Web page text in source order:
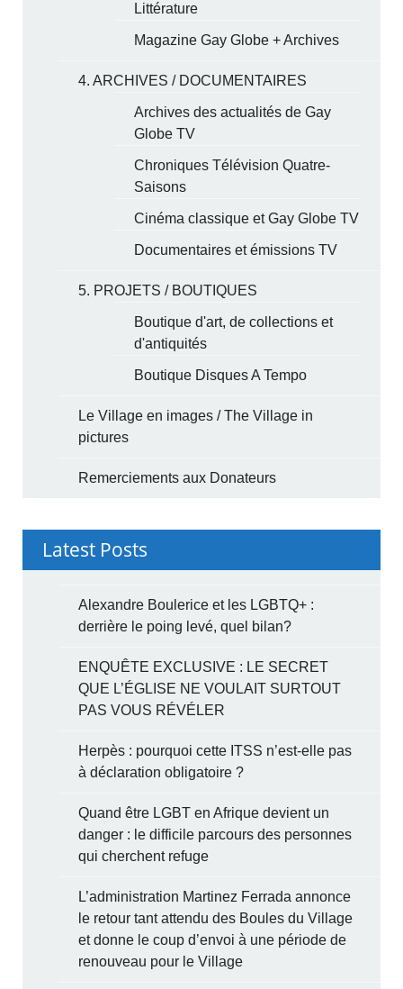
Littérature
Magazine Gay Globe + Archives
4. ARCHIVES / DOCUMENTAIRES
Archives des actualités de Gay
Globe TV
Chroniques Télévision Quatre-
Saisons
Cinéma classique et Gay Globe TV
Documentaires et émissions TV
5. PROJETS / BOUTIQUES
Boutique d'art, de collections et
d'antiquités
Boutique Disques A Tempo
Le Village en images / The Village in
pictures
Remerciements aux Donateurs
Latest Posts
Alexandre Boulerice et les LGBTQ+ :
derrière le poing levé, quel bilan?
ENQUÊTE EXCLUSIVE : LE SECRET
QUE L’ÉGLISE NE VOULAIT SURTOUT
PAS VOUS RÉVÉLER
Herpès : pourquoi cette ITSS n’est-elle pas
à déclaration obligatoire ?
Quand être LGBT en Afrique devient un
danger : le difficile parcours des personnes
qui cherchent refuge
L’administration Martinez Ferrada annonce
le retour tant attendu des Boules du Village
et donne le coup d’envoi à une période de
renouveau pour le Village